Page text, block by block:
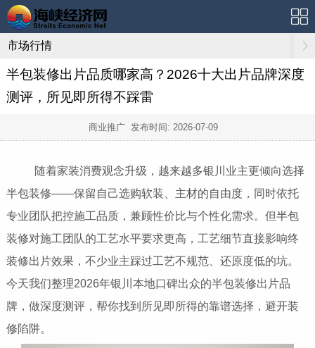
市场行情
半包装修出片品质哪家高？2026十大出片品牌深度
测评，所见即所得不踩雷
商业推广 发布时间: 2026-07-09
随着家装消费观念升级，越来越多银川业主更倾向选择
半包装修——保留自己选购软装、主材的自由度，同时依托
专业团队把控施工品质，兼顾性价比与个性化需求。但半包
装修对施工团队的工艺水平要求更高，工艺细节直接影响终
装修出片效果，不少业主踩过工艺不规范、还原度低的坑。
今天我们整理2026年银川本地口碑出众的半包装修出片品
牌，做深度测评，帮你找到所见即所得的靠谱选择，避开装
修陷阱。